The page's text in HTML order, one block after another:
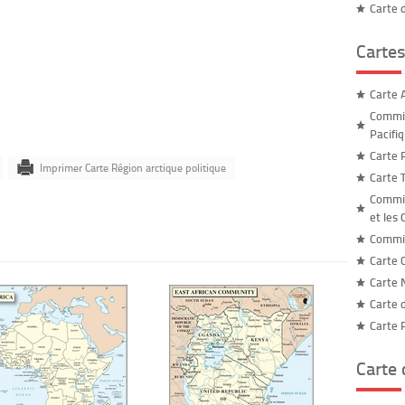
Imprimer Carte Région arctique politique
Carte
Carte
Carte
Carte
et les
Carte
Carte
Carte
Carte
Carte